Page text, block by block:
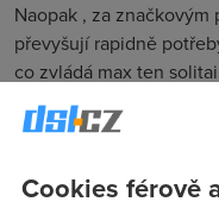
Naopak , za
převyšují rapidně
co zvládá max ten
chudákům s pomalým
uvalil na providery
,kde se stěží protáhne
Cookies férově